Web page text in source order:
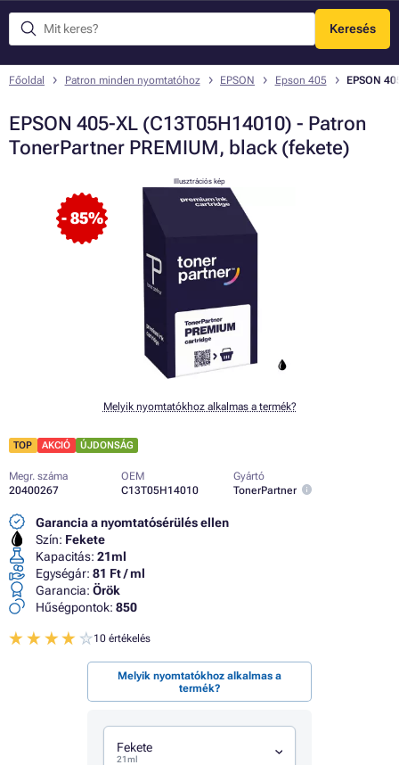
Keresés
Menü
Főoldal Patron minden nyomtatóhoz EPSON Epson 405 EPSON
EPSON 405-XL (C13T05H14010) - Patron
TonerPartner PREMIUM, black (fekete)
- 85%
Illusztrációs kép
Melyik nyomtatókhoz alkalmas a termék?
TOP AKCIÓ ÚJDONSÁG
Megr. száma
20400267
OEM
C13T05H14010
Gyártó
TonerPartner
Garancia a nyomtatósérülés ellen
Szín: Fekete
Kapacitás: 21ml
Egységár: 81 Ft / ml
Garancia: Örök
Hűségpontok: 850
10 értékelés
Melyik nyomtatókhoz alkalmas a
termék?
Fekete
21ml